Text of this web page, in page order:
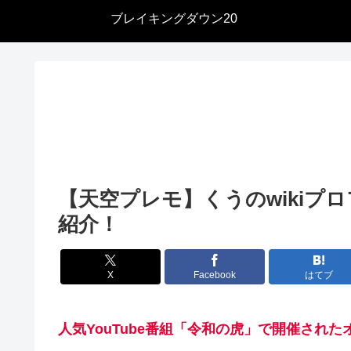
ブレイキングダウン20
【天空プレモ】くうのwikiプ
紹介！
X Facebook はてブ
人気YouTube番組「令和の虎」で開催され